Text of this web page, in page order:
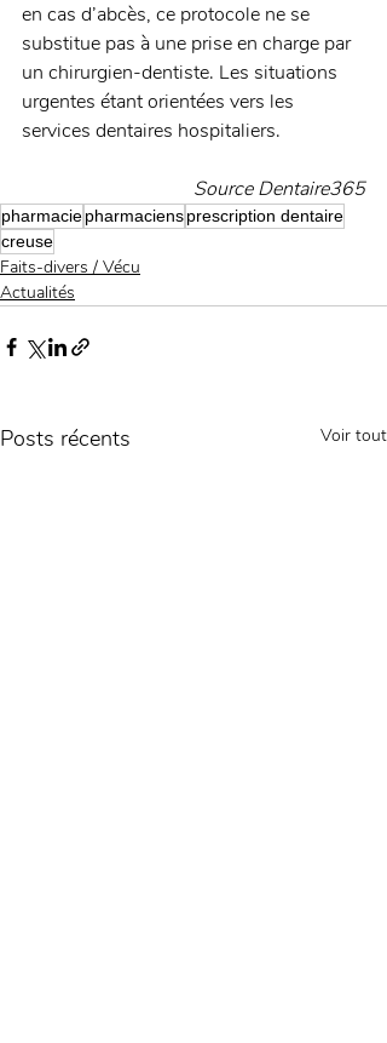
en cas d’abcès, ce protocole ne se
substitue pas à une prise en charge par
un chirurgien-dentiste. Les situations
urgentes étant orientées vers les
services dentaires hospitaliers.
Source Dentaire365
pharmaciepharmaciensprescription dentaire
creuse
Faits-divers / Vécu
Actualités
Posts récents Voir tout